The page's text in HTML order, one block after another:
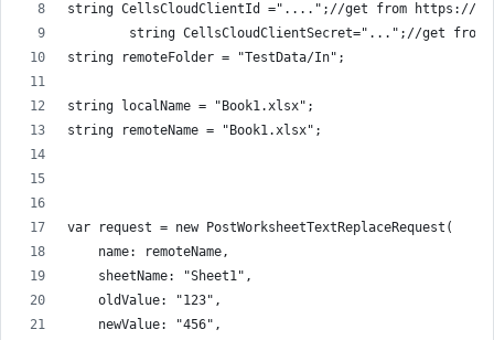
string CellsCloudClientId ="....";//get from https://
string CellsCloudClientSecret="...";//get
string remoteFolder = "TestData/In";
string localName = "Book1.xlsx";
string remoteName = "Book1.xlsx";
var request = new PostWorksheetTextReplaceRequest(
    name: remoteName,
    sheetName: "Sheet1",
    oldValue: "123",
    newValue: "456",